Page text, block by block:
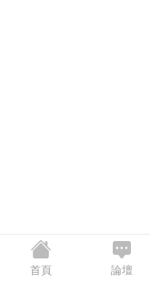
首頁 論壇